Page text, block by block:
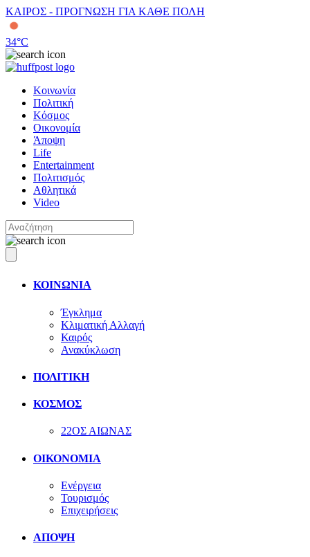
ΚΑΙΡΟΣ - ΠΡΟΓΝΩΣΗ ΓΙΑ ΚΑΘΕ ΠΟΛΗ
34°C
Κοινωνία
Πολιτική
Κόσμος
Οικονομία
Άποψη
Life
Entertainment
Πολιτισμός
Αθλητικά
Video
ΚΟΙΝΩΝΙΑ
Έγκλημα
Κλιματική Αλλαγή
Καιρός
Ανακύκλωση
ΠΟΛΙΤΙΚΗ
ΚΟΣΜΟΣ
22ΟΣ ΑΙΩΝΑΣ
ΟΙΚΟΝΟΜΙΑ
Ενέργεια
Τουρισμός
Επιχειρήσεις
ΑΠΟΨΗ